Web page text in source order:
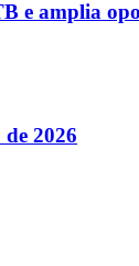
e amplia
2026